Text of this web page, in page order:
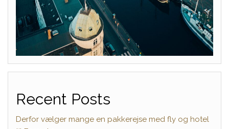
Recent Posts
Derfor vælger mange en pakkerejse med fly og hotel